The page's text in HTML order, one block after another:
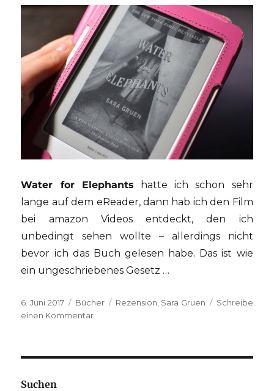
Water for Elephants hatte ich schon sehr
lange auf dem eReader, dann hab ich den Film
bei amazon Videos entdeckt, den ich
unbedingt sehen wollte – allerdings nicht
bevor ich das Buch gelesen habe. Das ist wie
ein ungeschriebenes Gesetz …
Veröffentlicht
am
6. Juni 2017 Kategorien
Bücher Schlagwörter
Rezension Sara Gruen
Schreibe
einen Kommentarzu
Suchen